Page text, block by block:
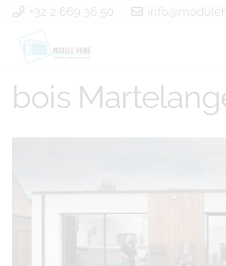
+32 2 669 36 50
Construction
bois